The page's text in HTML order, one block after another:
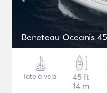
Beneteau Oceanis 45
Iate à vela
45 ft
14 m